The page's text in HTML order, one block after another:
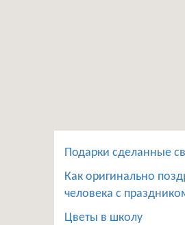
Подарки сделанные
Как оригинально
человека с
Цветы в школу